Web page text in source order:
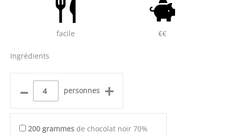
facile €€
Ingrédients
– personnes +
200 grammes de chocolat noir 70%